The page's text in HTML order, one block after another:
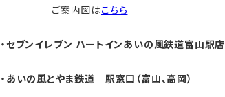
ご案内図はこちら
・セブンイレブン ハートインあいの風鉄道富山駅店
・あいの風とやま鉄道 駅窓口（富山、高岡）